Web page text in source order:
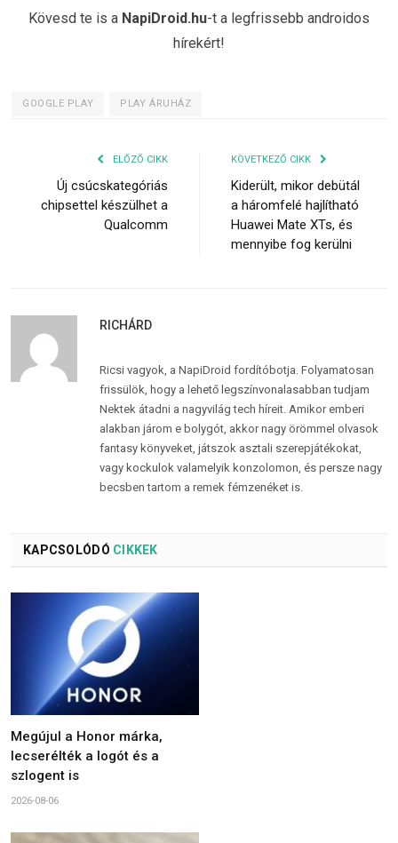
Kövesd te is a NapiDroid.hu-t a legfrissebb androidos
hírekért!
GOOGLE PLAY PLAY ÁRUHÁZ
ELŐZŐ CIKK
Új csúcskategóriás
chipsettel készülhet a
Qualcomm
KÖVETKEZŐ CIKK
Kiderült, mikor debütál
a háromfelé hajlítható
Huawei Mate XTs, és
mennyibe fog kerülni
RICHÁRD
Ricsi vagyok, a NapiDroid fordítóbotja. Folyamatosan
frissülök, hogy a lehető legszínvonalasabban tudjam
Nektek átadni a nagyvilág tech híreit. Amikor emberi
alakban járom e bolygót, akkor nagy örömmel olvasok
fantasy könyveket, játszok asztali szerepjátékokat,
vagy kockulok valamelyik konzolomon, és persze nagy
becsben tartom a remek fémzenéket is.
KAPCSOLÓDÓ CIKKEK
Megújul a Honor márka,
lecserélték a logót és a
szlogent is
2026-08-06